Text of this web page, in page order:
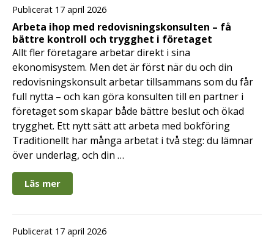
Publicerat 17 april 2026
Arbeta ihop med redovisningskonsulten – få
bättre kontroll och trygghet i företaget
Allt fler företagare arbetar direkt i sina
ekonomisystem. Men det är först när du och din
redovisningskonsult arbetar tillsammans som du får
full nytta – och kan göra konsulten till en partner i
företaget som skapar både bättre beslut och ökad
trygghet. Ett nytt sätt att arbeta med bokföring
Traditionellt har många arbetat i två steg: du lämnar
över underlag, och din …
Läs mer
Publicerat 17 april 2026